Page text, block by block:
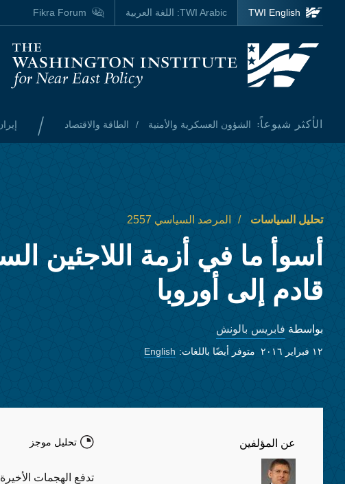
Skip to main content
Homepage
الأكثر شيوعاً: الشؤون العسكرية والأمنية الطاقة والاقتصاد /
TWI English
TWI Arabic: اللغة العربية Fikra Forum
تحليل السياسات المرصد السياسي 2557
أسوأ ما في أزمة اللاجئين
قادم إلى أوروبا
بواسطة فابريس بالونش
١٢ فبراير ٢٠١٦ متوفر أيضًا باللغات: English
عن المؤلفين تحليل موجز
تدفع الهجمات